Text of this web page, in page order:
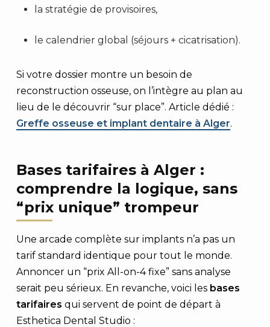
la stratégie de provisoires,
le calendrier global (séjours + cicatrisation).
Si votre dossier montre un besoin de
reconstruction osseuse, on l’intègre au plan au
lieu de le découvrir “sur place”. Article dédié :
Greffe osseuse et implant dentaire à Alger.
Bases tarifaires à Alger :
comprendre la logique, sans
“prix unique” trompeur
Une arcade complète sur implants n’a pas un
tarif standard identique pour tout le monde.
Annoncer un “prix All-on-4 fixe” sans analyse
serait peu sérieux. En revanche, voici les bases
tarifaires qui servent de point de départ à
Esthetica Dental Studio :